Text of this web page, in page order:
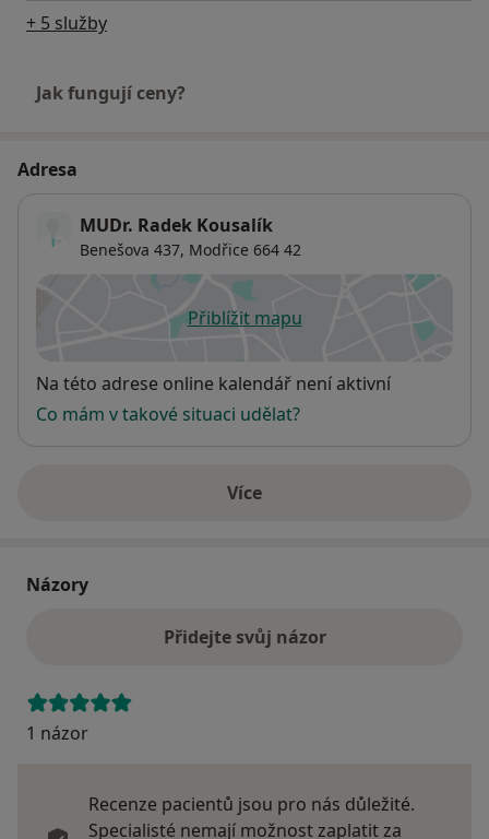
+ 5 služby
Jak fungují ceny?
Adresa
MUDr. Radek Kousalík
Benešova 437, Modřice 664 42
Přiblížit mapuse otevře v nové záložce
Dostupnost
Na této adrese online kalendář není aktivní
Co mám v takové situaci udělat?
Víceo adrese
Názory
Přidejte svůj názor
1 názor
Recenze pacientů jsou pro nás důležité.
Specialisté nemají možnost zaplatit za